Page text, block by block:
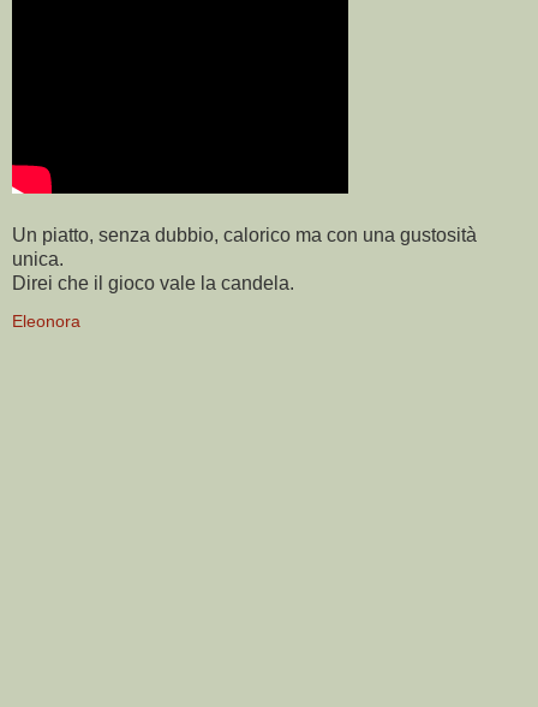
Un piatto, senza dubbio, calorico ma con una gustosità
unica.
Direi che il gioco vale la candela.
Eleonora